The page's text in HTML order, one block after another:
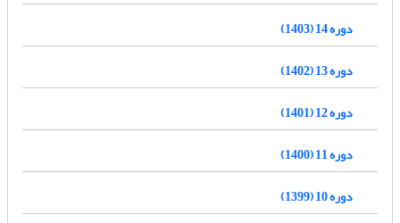
دوره 14 (1403)
دوره 13 (1402)
دوره 12 (1401)
دوره 11 (1400)
دوره 10 (1399)